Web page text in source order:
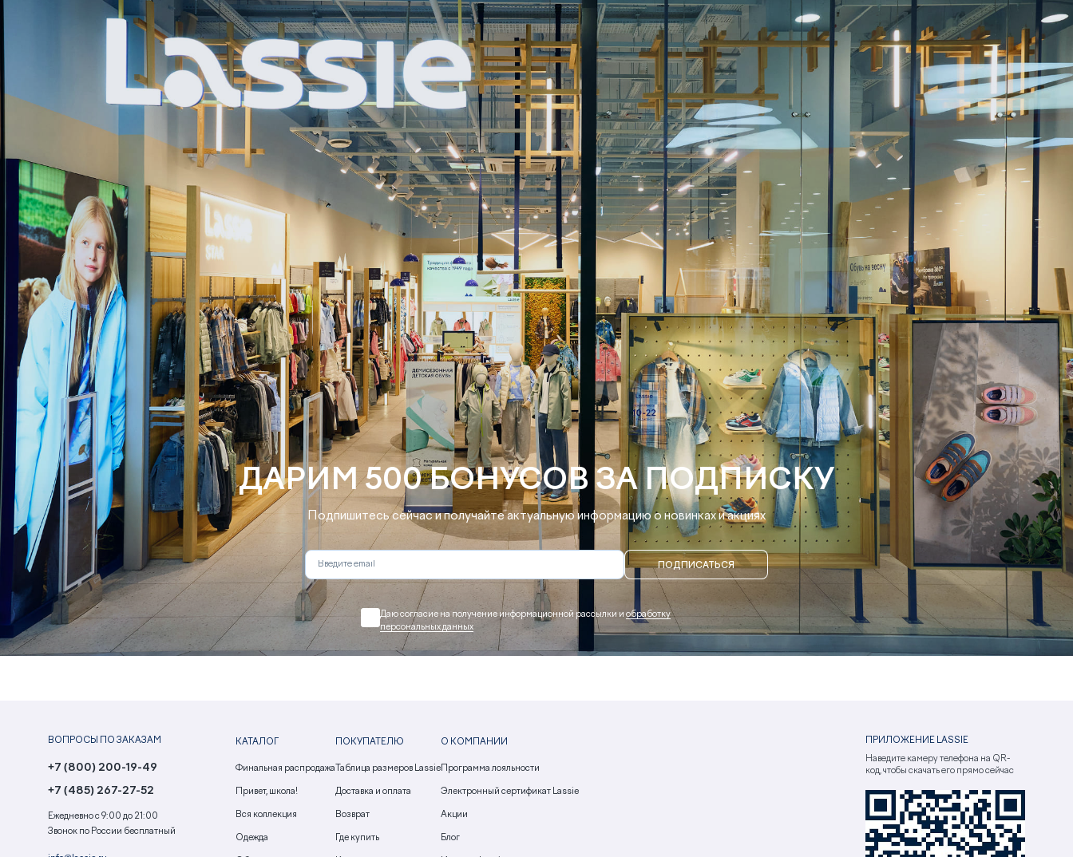
ДАРИМ 500 БОНУСОВ ЗА ПОДПИСКУ
Подпишитесь сейчас и получайте актуальную информацию о новинках и акциях
ПОДПИСАТЬСЯ
Даю согласие на получение информационной рассылки и обработку
персональных данных
ВОПРОСЫ ПО ЗАКАЗАМ
+7 (800) 200-19-49
+7 (485) 267-27-52
Ежедневно с 9:00 до 21:00
Звонок по России бесплатный
КАТАЛОГ
Финальная распродажа
Привет, школа!
Вся коллекция
Одежда
ПОКУПАТЕЛЮ
Таблица размеров Lassie
Доставка и оплата
Возврат
Где купить
О КОМПАНИИ
Программа лояльности
Электронный сертификат Lassie
Акции
Блог
ПРИЛОЖЕНИЕ LASSIE
Наведите камеру телефона на QR-
код, чтобы скачать его прямо сейчас